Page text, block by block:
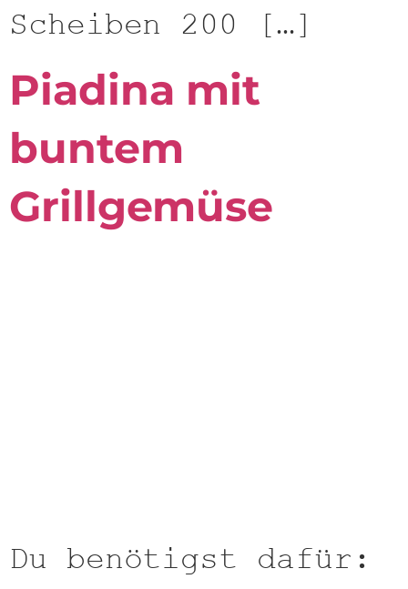
Scheiben 200 […]
Piadina mit
buntem
Grillgemüse
Du benötigst dafür: